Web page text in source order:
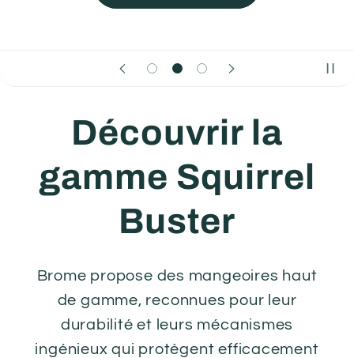
Découvrir la
gamme Squirrel
Buster
Brome propose des mangeoires haut
de gamme, reconnues pour leur
durabilité et leurs mécanismes
ingénieux qui protègent efficacement